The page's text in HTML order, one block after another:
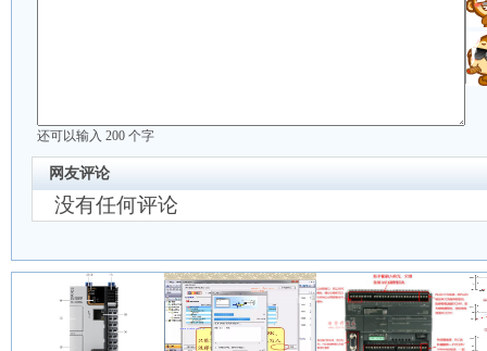
还可以输入 200 个字
网友评论
没有任何评论